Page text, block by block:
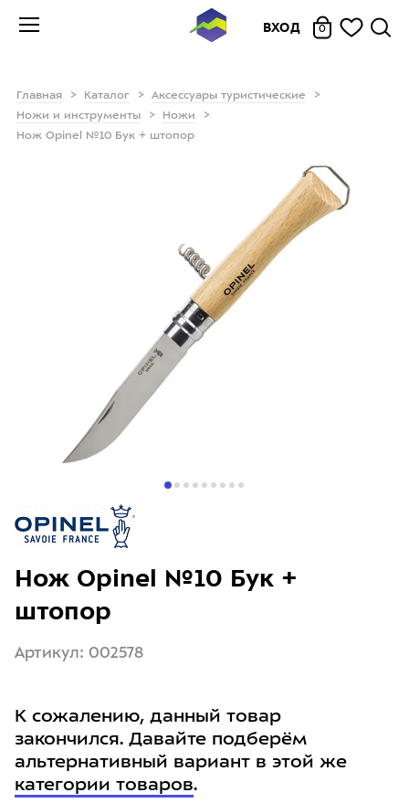
ВХОД 0
Главная Каталог
Аксессуары туристические
Ножи и инструменты
Ножи
Нож Opinel №10 Бук + штопор
Нож Opinel №10 Бук +
штопор
Артикул: 002578
К сожалению, данный товар
закончился. Давайте подберём
альтернативный вариант в этой же
категории товаров.